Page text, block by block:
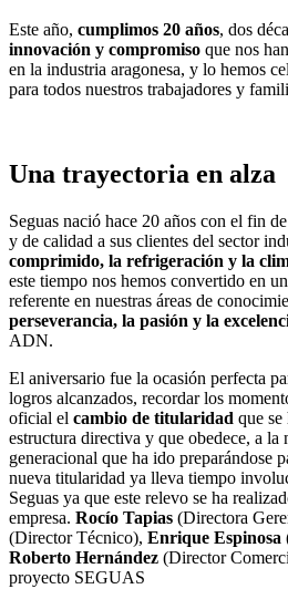
Este año, cumplimos 20 años, dos
innovación y compromiso que nos
en la industria aragonesa, y lo hemos
para todos nuestros trabajadores y
Una trayectoria en alza
Seguas nació hace 20 años con el fin
y de calidad a sus clientes del sector
comprimido, la refrigeración y la
este tiempo nos hemos convertido en
referente en nuestras áreas de
perseverancia, la pasión y la
ADN.
El aniversario fue la ocasión perfecta
logros alcanzados, recordar los
oficial el cambio de titularidad que se
estructura directiva y que obedece, a la
generacional que ha ido preparándose
nueva titularidad ya lleva tiempo
Seguas ya que este relevo se ha
empresa. Rocío Tapias (Directora
(Director Técnico), Enrique Espinosa
Roberto Hernández (Director
proyecto SEGUAS